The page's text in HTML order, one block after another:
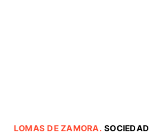
LOMAS DE ZAMORA.SOCIEDAD